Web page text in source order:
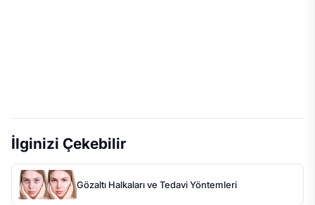
İlginizi Çekebilir
Gözaltı Halkaları ve Tedavi Yöntemleri